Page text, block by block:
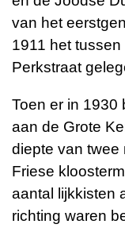
van het
1911 het
Perkstraat
Toen er in 1930
aan de Grote
diepte van twee
Friese
aantal lijkkisten
richting waren